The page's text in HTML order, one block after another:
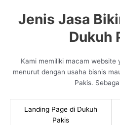
Jenis Jasa
Dukuh
Kami memiliki macam website
menurut dengan usaha bisnis
Pakis.
Landing Page di Dukuh
Pakis